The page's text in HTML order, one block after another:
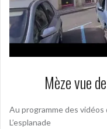
Mèze vue
Au programme des vidéos
L’esplanade